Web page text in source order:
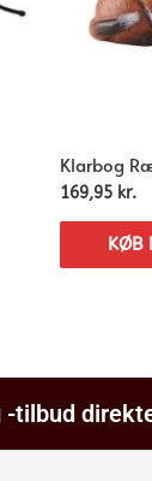
Klarbog
169,95 kr.
KØB
-tilbud